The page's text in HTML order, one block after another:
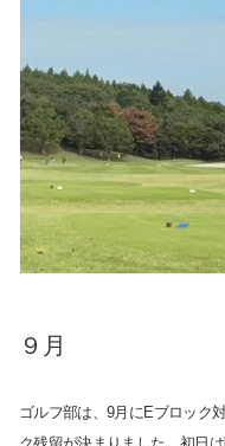
９月
ゴルフ部は、9月にEブロック